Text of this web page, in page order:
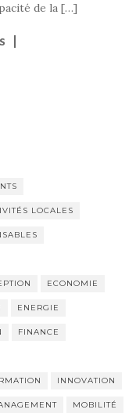
de la […]
LOCALES
ECONOMIE
ENERGIE
FINANCE
INNOVATION
MOBILITÉ